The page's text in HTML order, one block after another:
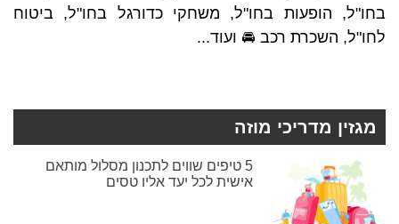
בחו"ל, הופעות בחו"ל, משחקי כדורגל בחו"ל, ביטוח
לחו"ל, השכרת רכב 🚘 ועוד...
מגזין מדריכי מוזה
5 טיפים שווים לתכנון מסלול מותאם
אישית לכל יעד אליו טסים